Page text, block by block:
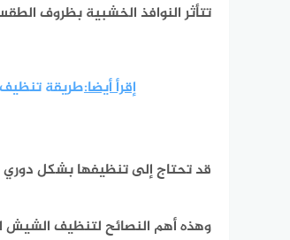
تتأثر النوافذ الخشبية بظروف
إقرأ أيضا:طريقة تنظيف
قد تحتاج إلى تنظيفها بشكل
وهذه أهم النصائح لتنظيف